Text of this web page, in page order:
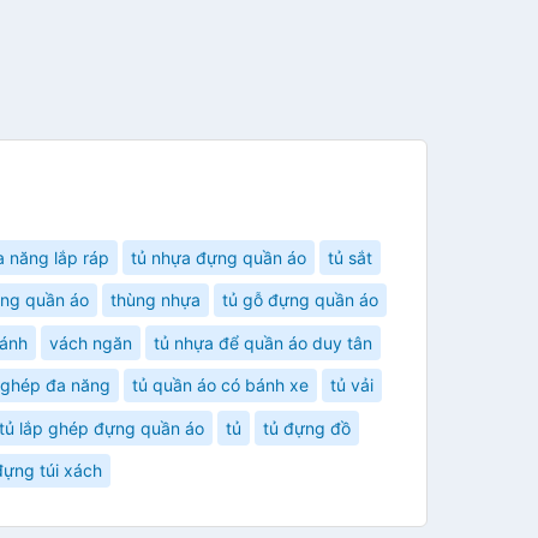
năng lắp ráp tủ nhựa đựng quần áo tủ sắt
quần áo thùng nhựa tủ gỗ đựng quần áo
vách ngăn tủ nhựa để quần áo duy tân
đa năng tủ quần áo có bánh xe tủ vải
tủ lắp ghép đựng quần áo tủ tủ đựng đồ
túi xách